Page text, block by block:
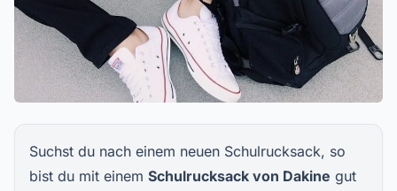
Suchst du nach einem neuen Schulrucksack, so
bist du mit einem Schulrucksack von Dakine gut